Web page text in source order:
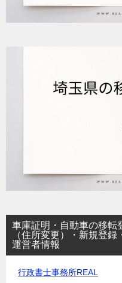
車庫証明・自動車の移転
（住所変更）・新規登
運営者情報
行政書士事務所REAL